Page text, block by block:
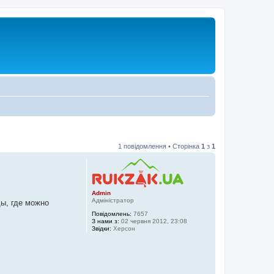
1 повідомлення • Сторінка 1 з 1
Admin
Адміністратор
Повідомлень: 7657
З нами з: 02 червня 2012, 23:08
Звідки: Херсон
где можно